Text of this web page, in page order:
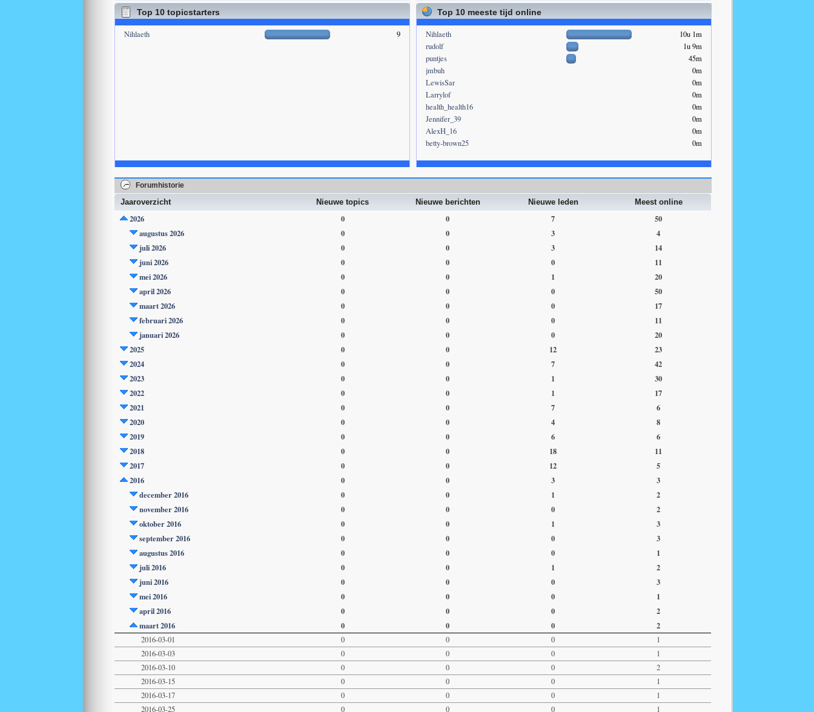
Top 10 topicstarters
Nihlaeth 9
Top 10 meeste tijd online
Nihlaeth
10u 1m
rudolf
1u 9m
puntjes
45m
jmbuh
0m
LewisSar
0m
Larrylof
0m
health_health16
0m
Jennifer_39
0m
AlexH_16
0m
betty-brown25
0m
Forumhistorie
Jaaroverzicht Nieuwe topics Nieuwe berichten Nieuwe leden Meest online
2026 0 0 7
50
augustus 2026
0 0 3
4
juli 2026
0 0 3
14
juni 2026
0 0 0
11
mei 2026
0 0 1
20
april 2026
0 0 0
50
maart 2026
0 0 0
17
februari 2026
0 0 0
11
januari 2026
0 0 0
20
2025
0 0 12
23
2024
0 0 7
42
2023
0 0 1
30
2022
0 0 1
17
2021
0 0 7
6
2020
0 0 4
8
2019
0 0 6
6
2018
0 0 18
11
2017
0 0 12
5
2016
0 0 3
3
december 2016
0 0 1
2
november 2016
0 0 0
2
oktober 2016
0 0 1
3
september 2016
0 0 0
3
augustus 2016
0 0 0
1
juli 2016
0 0 1
2
juni 2016
0 0 0
3
mei 2016
0 0 0
1
april 2016
0 0 0
2
maart 2016
0 0 0 2
2016-03-01 0 0 0
1
2016-03-03
0 0 0
1
2016-03-10
0 0 0
2
2016-03-15
0 0 0
1
2016-03-17
0 0 0
1
2016-03-25
0 0 0 1